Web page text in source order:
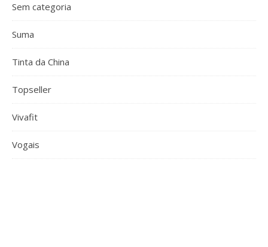
Sem categoria
Suma
Tinta da China
Topseller
Vivafit
Vogais